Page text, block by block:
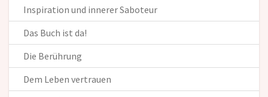
Inspiration und innerer Saboteur
Das Buch ist da!
Die Berührung
Dem Leben vertrauen